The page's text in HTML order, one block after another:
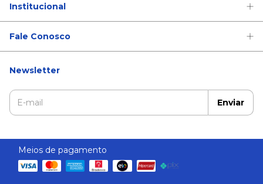
Institucional
Fale Conosco
Newsletter
Meios de pagamento